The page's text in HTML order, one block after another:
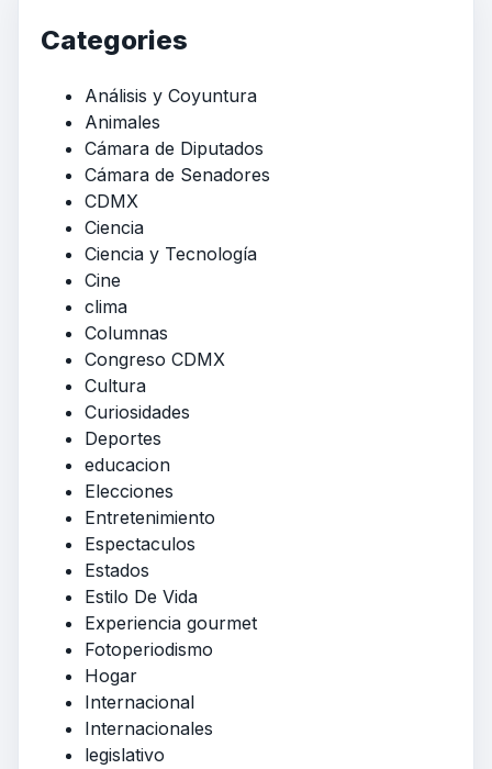
Categories
Análisis y Coyuntura
Animales
Cámara de Diputados
Cámara de Senadores
CDMX
Ciencia
Ciencia y Tecnología
Cine
clima
Columnas
Congreso CDMX
Cultura
Curiosidades
Deportes
educacion
Elecciones
Entretenimiento
Espectaculos
Estados
Estilo De Vida
Experiencia gourmet
Fotoperiodismo
Hogar
Internacional
Internacionales
legislativo